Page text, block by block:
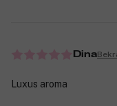
Dina
Luxus aroma